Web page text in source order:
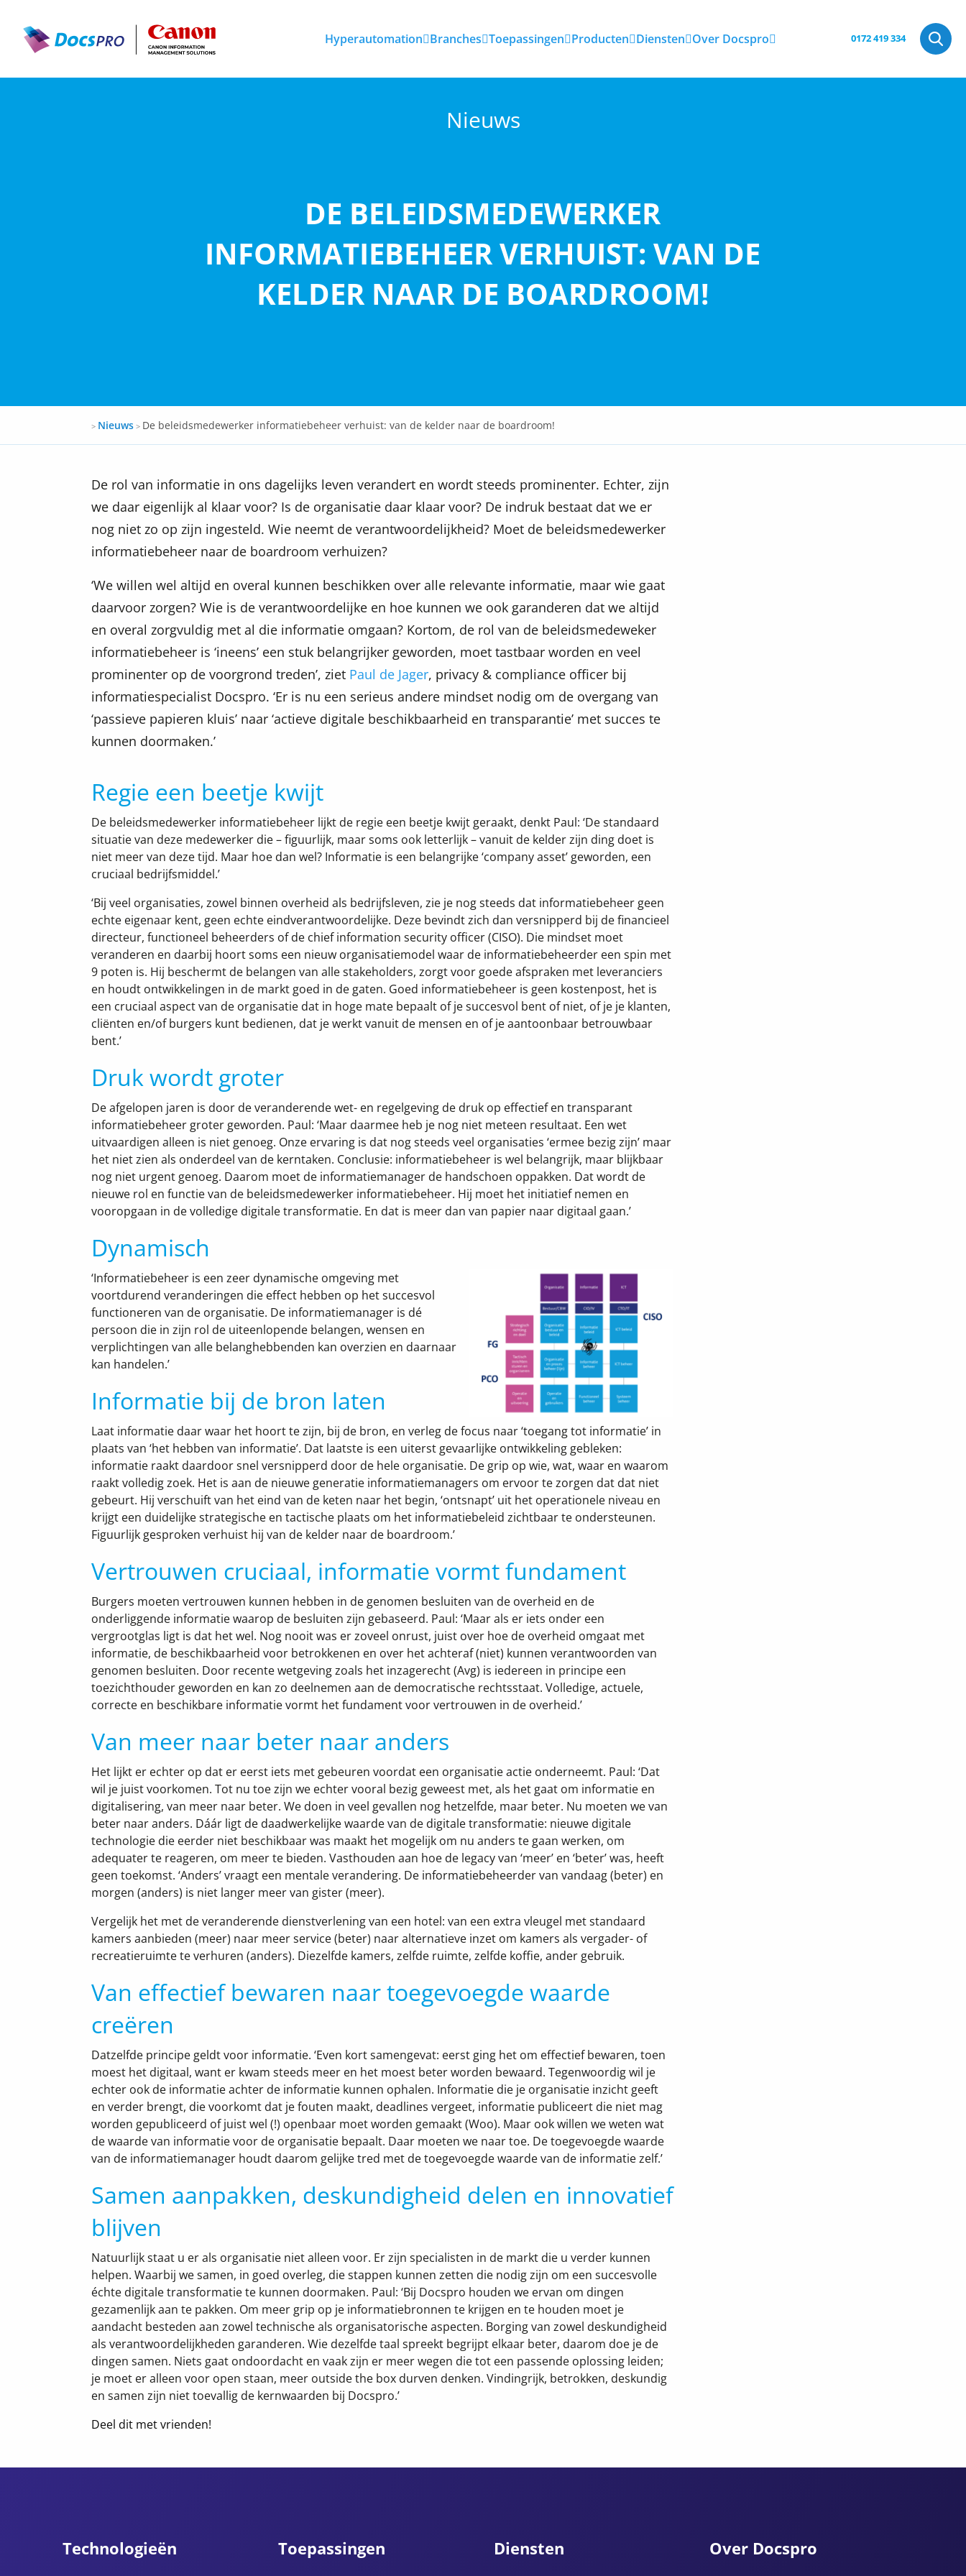
Hyperautomation Branches Toepassingen Producten Diensten Over Docspro 0172 419 334
Nieuws
DE BELEIDSMEDEWERKER
INFORMATIEBEHEER VERHUIST: VAN DE
KELDER NAAR DE BOARDROOM!
Docspro
> Nieuws > De beleidsmedewerker informatiebeheer verhuist: van de kelder naar de boardroom!
De rol van informatie in ons dagelijks leven verandert en wordt steeds prominenter. Echter, zijn
we daar eigenlijk al klaar voor? Is de organisatie daar klaar voor? De indruk bestaat dat we er
nog niet zo op zijn ingesteld. Wie neemt de verantwoordelijkheid? Moet de beleidsmedewerker
informatiebeheer naar de boardroom verhuizen?
‘We willen wel altijd en overal kunnen beschikken over alle relevante informatie, maar wie gaat
daarvoor zorgen? Wie is de verantwoordelijke en hoe kunnen we ook garanderen dat we altijd
en overal zorgvuldig met al die informatie omgaan? Kortom, de rol van de beleidsmedeweker
informatiebeheer is ‘ineens’ een stuk belangrijker geworden, moet tastbaar worden en veel
prominenter op de voorgrond treden’, ziet Paul de Jager, privacy & compliance officer bij
informatiespecialist Docspro. ‘Er is nu een serieus andere mindset nodig om de overgang van
‘passieve papieren kluis’ naar ‘actieve digitale beschikbaarheid en transparantie’ met succes te
kunnen doormaken.’
Regie een beetje kwijt
De beleidsmedewerker informatiebeheer lijkt de regie een beetje kwijt geraakt, denkt Paul: ‘De standaard
situatie van deze medewerker die – figuurlijk, maar soms ook letterlijk – vanuit de kelder zijn ding doet is
niet meer van deze tijd. Maar hoe dan wel? Informatie is een belangrijke ‘company asset’ geworden, een
cruciaal bedrijfsmiddel.’
‘Bij veel organisaties, zowel binnen overheid als bedrijfsleven, zie je nog steeds dat informatiebeheer geen
echte eigenaar kent, geen echte eindverantwoordelijke. Deze bevindt zich dan versnipperd bij de financieel
directeur, functioneel beheerders of de chief information security officer (CISO). Die mindset moet
veranderen en daarbij hoort soms een nieuw organisatiemodel waar de informatiebeheerder een spin met
9 poten is. Hij beschermt de belangen van alle stakeholders, zorgt voor goede afspraken met leveranciers
en houdt ontwikkelingen in de markt goed in de gaten. Goed informatiebeheer is geen kostenpost, het is
een cruciaal aspect van de organisatie dat in hoge mate bepaalt of je succesvol bent of niet, of je je klanten,
cliënten en/of burgers kunt bedienen, dat je werkt vanuit de mensen en of je aantoonbaar betrouwbaar
bent.’
Druk wordt groter
De afgelopen jaren is door de veranderende wet- en regelgeving de druk op effectief en transparant
informatiebeheer groter geworden. Paul: ‘Maar daarmee heb je nog niet meteen resultaat. Een wet
uitvaardigen alleen is niet genoeg. Onze ervaring is dat nog steeds veel organisaties ‘ermee bezig zijn’ maar
het niet zien als onderdeel van de kerntaken. Conclusie: informatiebeheer is wel belangrijk, maar blijkbaar
nog niet urgent genoeg. Daarom moet de informatiemanager de handschoen oppakken. Dat wordt de
nieuwe rol en functie van de beleidsmedewerker informatiebeheer. Hij moet het initiatief nemen en
vooropgaan in de volledige digitale transformatie. En dat is meer dan van papier naar digitaal gaan.’
Dynamisch
‘Informatiebeheer is een zeer dynamische omgeving met
voortdurend veranderingen die effect hebben op het succesvol
functioneren van de organisatie. De informatiemanager is dé
persoon die in zijn rol de uiteenlopende belangen, wensen en
verplichtingen van alle belanghebbenden kan overzien en daarnaar
kan handelen.’
Informatie bij de bron laten
Laat informatie daar waar het hoort te zijn, bij de bron, en verleg de focus naar ‘toegang tot informatie’ in
plaats van ‘het hebben van informatie’. Dat laatste is een uiterst gevaarlijke ontwikkeling gebleken:
informatie raakt daardoor snel versnipperd door de hele organisatie. De grip op wie, wat, waar en waarom
raakt volledig zoek. Het is aan de nieuwe generatie informatiemanagers om ervoor te zorgen dat dat niet
gebeurt. Hij verschuift van het eind van de keten naar het begin, ‘ontsnapt’ uit het operationele niveau en
krijgt een duidelijke strategische en tactische plaats om het informatiebeleid zichtbaar te ondersteunen.
Figuurlijk gesproken verhuist hij van de kelder naar de boardroom.’
Vertrouwen cruciaal, informatie vormt fundament
Burgers moeten vertrouwen kunnen hebben in de genomen besluiten van de overheid en de
onderliggende informatie waarop de besluiten zijn gebaseerd. Paul: ‘Maar als er iets onder een
vergrootglas ligt is dat het wel. Nog nooit was er zoveel onrust, juist over hoe de overheid omgaat met
informatie, de beschikbaarheid voor betrokkenen en over het achteraf (niet) kunnen verantwoorden van
genomen besluiten. Door recente wetgeving zoals het inzagerecht (Avg) is iedereen in principe een
toezichthouder geworden en kan zo deelnemen aan de democratische rechtsstaat. Volledige, actuele,
correcte en beschikbare informatie vormt het fundament voor vertrouwen in de overheid.’
Van meer naar beter naar anders
Het lijkt er echter op dat er eerst iets met gebeuren voordat een organisatie actie onderneemt. Paul: ‘Dat
wil je juist voorkomen. Tot nu toe zijn we echter vooral bezig geweest met, als het gaat om informatie en
digitalisering, van meer naar beter. We doen in veel gevallen nog hetzelfde, maar beter. Nu moeten we van
beter naar anders. Dáár ligt de daadwerkelijke waarde van de digitale transformatie: nieuwe digitale
technologie die eerder niet beschikbaar was maakt het mogelijk om nu anders te gaan werken, om
adequater te reageren, om meer te bieden. Vasthouden aan hoe de legacy van ‘meer’ en ‘beter’ was, heeft
geen toekomst. ‘Anders’ vraagt een mentale verandering. De informatiebeheerder van vandaag (beter) en
morgen (anders) is niet langer meer van gister (meer).
Vergelijk het met de veranderende dienstverlening van een hotel: van een extra vleugel met standaard
kamers aanbieden (meer) naar meer service (beter) naar alternatieve inzet om kamers als vergader- of
recreatieruimte te verhuren (anders). Diezelfde kamers, zelfde ruimte, zelfde koffie, ander gebruik.
Van effectief bewaren naar toegevoegde waarde
creëren
Datzelfde principe geldt voor informatie. ‘Even kort samengevat: eerst ging het om effectief bewaren, toen
moest het digitaal, want er kwam steeds meer en het moest beter worden bewaard. Tegenwoordig wil je
echter ook de informatie achter de informatie kunnen ophalen. Informatie die je organisatie inzicht geeft
en verder brengt, die voorkomt dat je fouten maakt, deadlines vergeet, informatie publiceert die niet mag
worden gepubliceerd of juist wel (!) openbaar moet worden gemaakt (Woo). Maar ook willen we weten wat
de waarde van informatie voor de organisatie bepaalt. Daar moeten we naar toe. De toegevoegde waarde
van de informatiemanager houdt daarom gelijke tred met de toegevoegde waarde van de informatie zelf.’
Samen aanpakken, deskundigheid delen en innovatief
blijven
Natuurlijk staat u er als organisatie niet alleen voor. Er zijn specialisten in de markt die u verder kunnen
helpen. Waarbij we samen, in goed overleg, die stappen kunnen zetten die nodig zijn om een succesvolle
échte digitale transformatie te kunnen doormaken. Paul: ‘Bij Docspro houden we ervan om dingen
gezamenlijk aan te pakken. Om meer grip op je informatiebronnen te krijgen en te houden moet je
aandacht besteden aan zowel technische als organisatorische aspecten. Borging van zowel deskundigheid
als verantwoordelijkheden garanderen. Wie dezelfde taal spreekt begrijpt elkaar beter, daarom doe je de
dingen samen. Niets gaat ondoordacht en vaak zijn er meer wegen die tot een passende oplossing leiden;
je moet er alleen voor open staan, meer outside the box durven denken. Vindingrijk, betrokken, deskundig
en samen zijn niet toevallig de kernwaarden bij Docspro.’
Deel dit met vrienden!
Technologieën Toepassingen Diensten Over Docspro